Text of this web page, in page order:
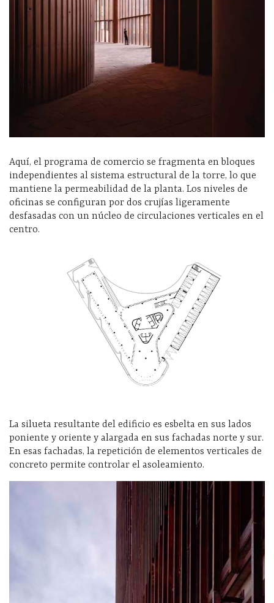
Aquí, el programa de comercio se fragmenta en bloques
independientes al sistema estructural de la torre, lo que
mantiene la permeabilidad de la planta. Los niveles de
oficinas se configuran por dos crujías ligeramente
desfasadas con un núcleo de circulaciones verticales en el
centro.
La silueta resultante del edificio es esbelta en sus lados
poniente y oriente y alargada en sus fachadas norte y sur.
En esas fachadas, la repetición de elementos verticales de
concreto permite controlar el asoleamiento.